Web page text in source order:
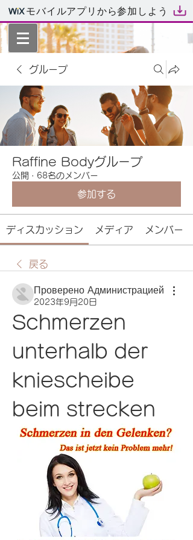
モバイルアプリから参加しよう
グループ
Raffine Bodyグループ
公開 · 68名のメンバー
参加する
ディスカッション メディア メンバー
戻る
Проверено Администрацией
2023年9月20日
Schmerzen
unterhalb der
kniescheibe
beim strecken